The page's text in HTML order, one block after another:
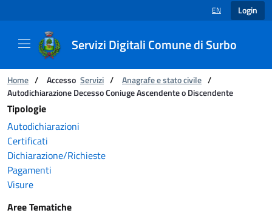
LANGUAGE
EN Login
Servizi Digitali Comune di Surbo
Catalogo servizi
You are:
Home / Accesso Servizi / Anagrafe e stato civile /
Autodichiarazione Decesso Coniuge Ascendente o Discendente
Tipologie
Autodichiarazioni
Certificati
Dichiarazione/Richieste
Pagamenti
Visure
Aree Tematiche